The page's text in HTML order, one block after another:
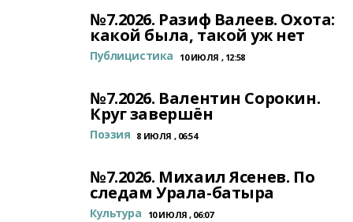
№7.2026. Разиф Валеев. Охота:
какой была, такой уж нет
Публицистика 10 ИЮЛЯ , 12:58
№7.2026. Валентин Сорокин.
Круг завершён
Поэзия 8 ИЮЛЯ , 06:54
№7.2026. Михаил Ясенев. По
следам Урала-батыра
Культура 10 ИЮЛЯ , 06:07